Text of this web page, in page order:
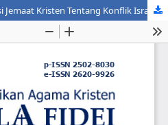
Media, Teologi, dan Persepsi Jemaat Kristen Tentang Konflik Israel–Palestina: Tinjauan Literatur Sistematis